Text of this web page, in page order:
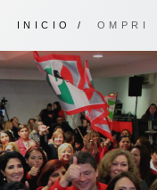
INICIO / OMPRI